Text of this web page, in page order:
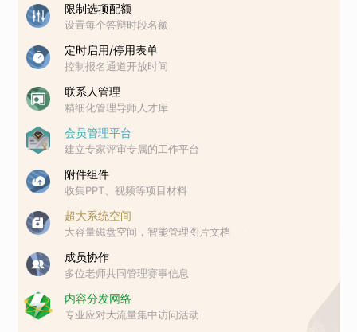
限制选项配额
设置每个答辩时段名额
定时启用/停用表单
控制报名通道开放时间
联系人管理
精细化管理导师人才库
会员管理平台
建立专家评审专属的工作平台
附件组件
收集PPT、视频等项目材料
超大系统空间
大容量磁盘空间，智能管理图片文档
成员协作
多位老师共同管理赛事信息
内容分发网络
专业应对大流量集中访问活动